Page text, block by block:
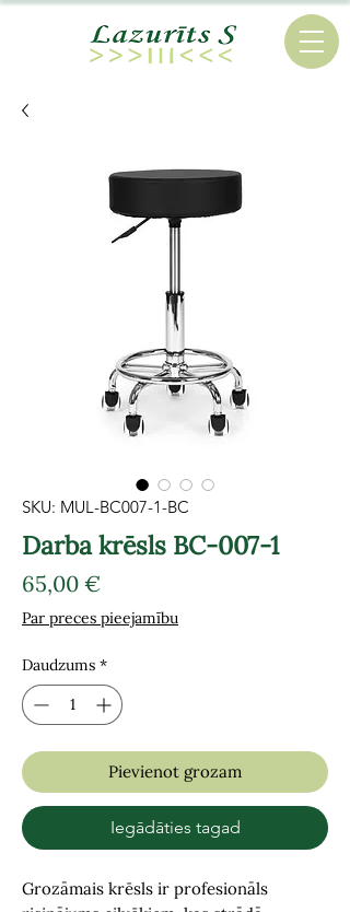
SKU: MUL-BC007-1-BC
Darba krēsls BC-007-1
65,00 €Cena
Par preces pieejamību
Daudzums *
Pievienot grozam
Iegādāties tagad
Grozāmais krēsls ir profesionāls